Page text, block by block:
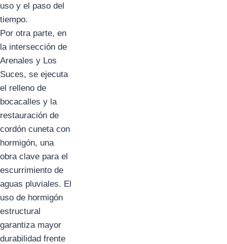
uso y el paso del
tiempo.
Por otra parte, en
la intersección de
Arenales y Los
Suces, se ejecuta
el relleno de
bocacalles y la
restauración de
cordón cuneta con
hormigón, una
obra clave para el
escurrimiento de
aguas pluviales. El
uso de hormigón
estructural
garantiza mayor
durabilidad frente